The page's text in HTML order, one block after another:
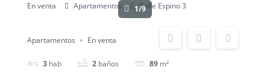
En venta Apartamentos Calle Espino 3
1/9
Apartamentos En venta
3 hab 2 baños 89 m²